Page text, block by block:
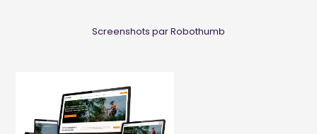
Screenshots par Robothumb